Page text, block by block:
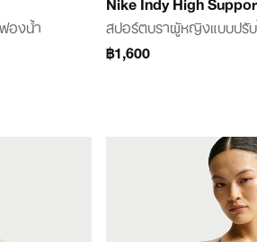
องน้ำ
สปอร์ตบราผู้หญิงแบบปรั
฿1,600